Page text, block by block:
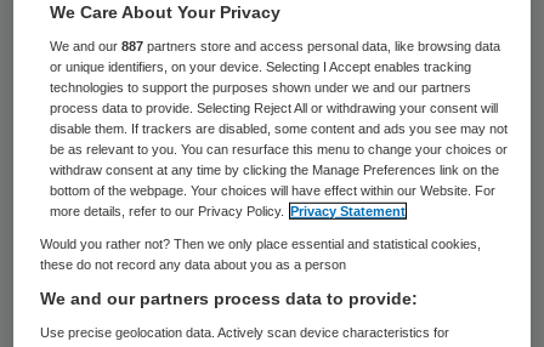
meldt het Dagblad van het Noorden
(DVHN). Voor een aantal zeldzame kankers
is het UMCG het enige operatiecentrum
voor een groot deel van Nederland.
Het ziekenhuis neemt een aantal
maatregelen tegen het ruimtegebrek. Zo
gaan chirurgen oncologische operaties
doen in andere ziekenhuizen en ruimt het
We Care About Your Privacy
We and our887 partners store and access personal data, like browsing data
or unique identifiers, on your device. Selecting I Accept enables tracking
technologies to support the purposes shown under we and our partners
process data to provide. Selecting Reject All or withdrawing your consent will
disable them. If trackers are disabled, some content and ads you see may not
be as relevant to you. You can resurface this menu to change your choices or
withdraw consent at any time by clicking the Manage Preferences link on the
bottom of the webpage. Your choices will have effect within our Website. For
more details, refer to our Privacy Policy.
Privacy Statement
Would you rather not? Then we only place essential and statistical cookies,
these do not record any data about you as a person
We and our partners process data to provide:
Use precise geolocation data. Actively scan device characteristics for